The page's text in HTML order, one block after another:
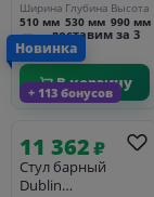
бежевый шенилл
(UF998-04),
бежевое
основание
Ширина
510 мм
Глубина
530 мм
Высота
990 мм
доставим за 3
дня
В корзину
+ 113 бонусов
Новинка
11 362₽
Стул барный
Dublin